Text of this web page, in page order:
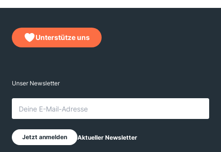
Unterstütze uns